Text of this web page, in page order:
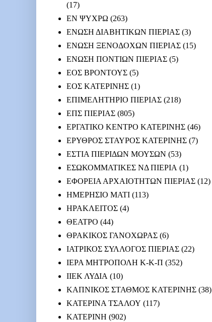
(17)
ΕΝ ΨΥΧΡΩ (263)
ΕΝΩΣΗ ΔΙΑΒΗΤΙΚΩΝ ΠΙΕΡΙΑΣ (3)
ΕΝΩΣΗ ΞΕΝΟΔΟΧΩΝ ΠΙΕΡΙΑΣ (15)
ΕΝΩΣΗ ΠΟΝΤΙΩΝ ΠΙΕΡΙΑΣ (5)
ΕΟΣ ΒΡΟΝΤΟΥΣ (5)
ΕΟΣ ΚΑΤΕΡΙΝΗΣ (1)
ΕΠΙΜΕΛΗΤΗΡΙΟ ΠΙΕΡΙΑΣ (218)
ΕΠΣ ΠΙΕΡΙΑΣ (805)
ΕΡΓΑΤΙΚΟ ΚΕΝΤΡΟ ΚΑΤΕΡΙΝΗΣ (46)
ΕΡΥΘΡΟΣ ΣΤΑΥΡΟΣ ΚΑΤΕΡΙΝΗΣ (7)
ΕΣΤΙΑ ΠΙΕΡΙΔΩΝ ΜΟΥΣΩΝ (53)
ΕΣΩΚΟΜΜΑΤΙΚΕΣ ΝΔ ΠΙΕΡΙΑ (1)
ΕΦΟΡΕΙΑ ΑΡΧΑΙΟΤΗΤΩΝ ΠΙΕΡΙΑΣ (12)
ΗΜΕΡΗΣΙΟ ΜΑΤΙ (113)
ΗΡΑΚΛΕΙΤΟΣ (4)
ΘΕΑΤΡΟ (44)
ΘΡΑΚΙΚΟΣ ΓΑΝΟΧΩΡΑΣ (6)
ΙΑΤΡΙΚΟΣ ΣΥΛΛΟΓΟΣ ΠΙΕΡΙΑΣ (22)
ΙΕΡΑ ΜΗΤΡΟΠΟΛΗ Κ-Κ-Π (352)
ΙΙΕΚ ΛΥΔΙΑ (10)
ΚΑΠΝΙΚΟΣ ΣΤΑΘΜΟΣ ΚΑΤΕΡΙΝΗΣ (38)
ΚΑΤΕΡΙΝΑ ΤΣΑΛΟΥ (117)
ΚΑΤΕΡΙΝΗ (902)